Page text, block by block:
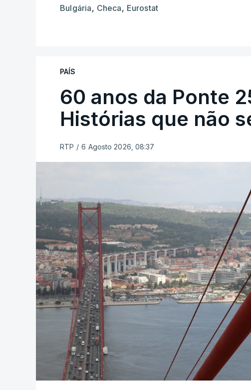
Bulgária, Checa, Eurostat
PAÍS
60 anos da Ponte
Histórias que não
RTP / 6 Agosto 2026, 08:37